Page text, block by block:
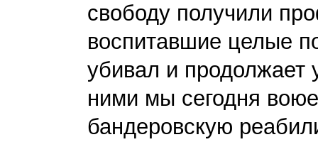
свободу получили
воспитавшие целые
убивал и продолжает
ними мы сегодня
бандеровскую